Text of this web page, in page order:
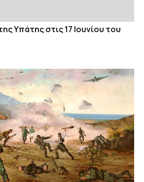
Υπάτης στις 17 Ιουνίου του